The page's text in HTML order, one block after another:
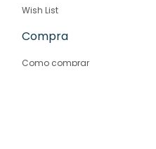
Wish List
Compra
Como comprar